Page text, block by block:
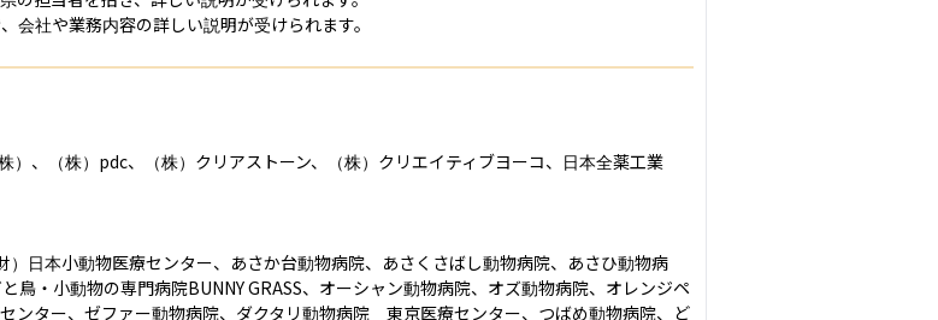
会社や業務内容の詳しい説明が受けられます。
）、（株）pdc、（株）クリアストーン、（株）クリエイティブヨーコ、日本全薬工業
日本小動物医療センター、あさか台動物病院、あさくさばし動物病院、あさひ動物病
鳥・小動物の専門病院BUNNY GRASS、オーシャン動物病院、オズ動物病院、オレンジペ
ンター、ゼファー動物病院、ダクタリ動物病院　東京医療センター、つばめ動物病院、ど